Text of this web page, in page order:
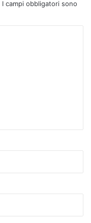
I campi obbligatori sono